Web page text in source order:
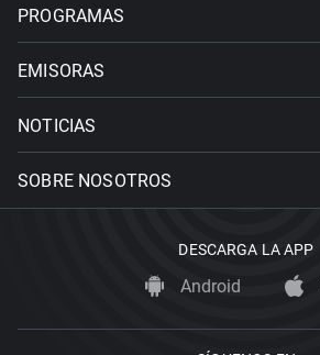
PROGRAMAS
EMISORAS
NOTICIAS
SOBRE NOSOTROS
DESCARGA LA APP
Android